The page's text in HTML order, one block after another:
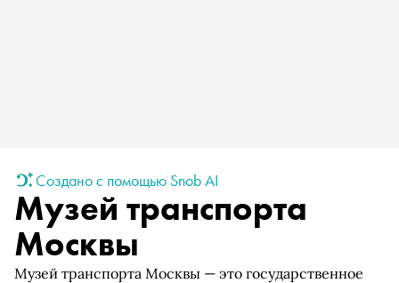
Создано с помощью Snob AI
Музей транспорта
Москвы
Музей транспорта Москвы — это государственное